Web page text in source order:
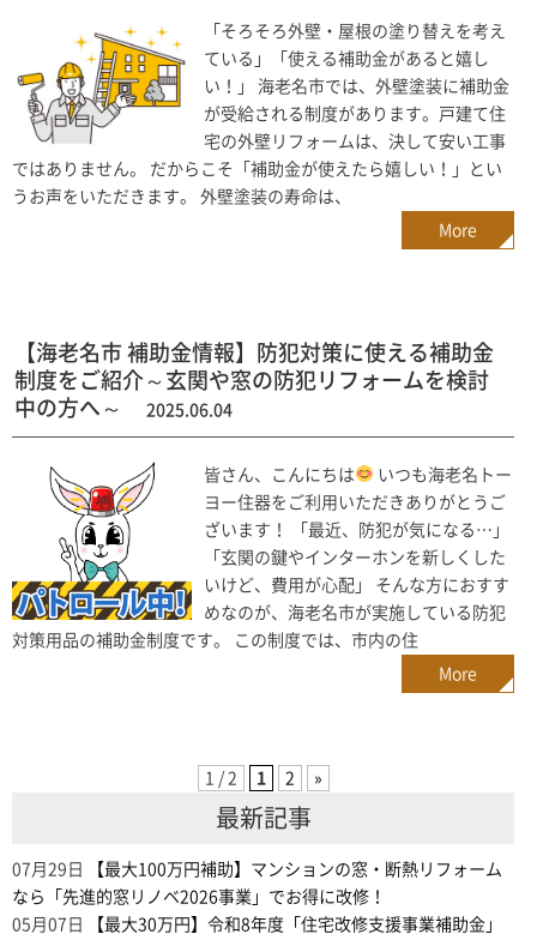
「そろそろ外壁・屋根の塗り替えを考え
ている」「使える補助金があると嬉し
い！」 海老名市では、外壁塗装に補助金
が受給される制度があります。戸建て住
宅の外壁リフォームは、決して安い工事
ではありません。 だからこそ「補助金が使えたら嬉しい！」とい
うお声をいただきます。 外壁塗装の寿命は、
More
【海老名市 補助金情報】防犯対策に使える補助金
制度をご紹介～玄関や窓の防犯リフォームを検討
中の方へ～
2025.06.04
皆さん、こんにちは
いつも海老名トー
ヨー住器をご利用いただきありがとうご
ざいます！ 「最近、防犯が気になる…」
「玄関の鍵やインターホンを新しくした
いけど、費用が心配」 そんな方におすす
めなのが、海老名市が実施している防犯
対策用品の補助金制度です。 この制度では、市内の住
More
1 / 2 1 2 »
最新記事
07月29日
【最大100万円補助】マンションの窓・断熱リフォーム
なら「先進的窓リノベ2026事業」でお得に改修！
05月07日
【最大30万円】令和8年度「住宅改修支援事業補助金」